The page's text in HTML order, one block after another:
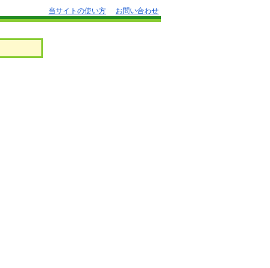
当サイトの使い方 お問い合わせ